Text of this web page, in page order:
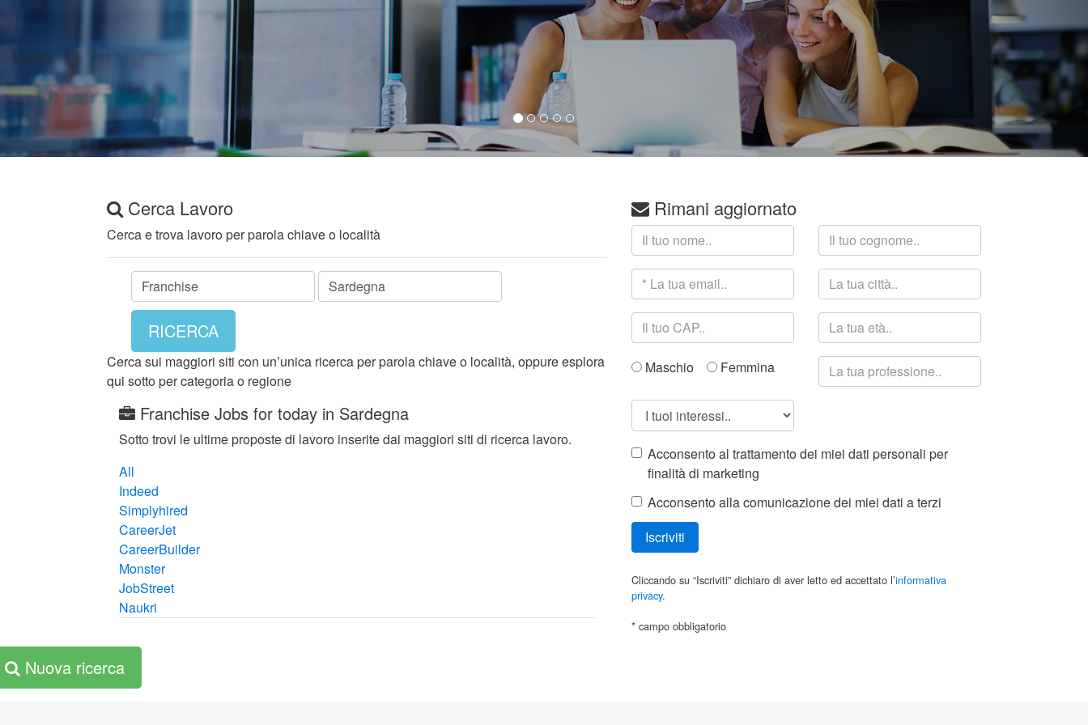
Rimani aggiornato
Maschio Femmina
Acconsento al trattamento dei miei dati personali per
finalità di marketing
Acconsento alla comunicazione dei miei dati a terzi
Iscriviti
Cliccando su “Iscriviti” dichiaro di aver letto ed accettato l’informativa
privacy.
* campo obbligatorio
Cerca Lavoro
Cerca e trova lavoro per parola chiave o località
RICERCA
Cerca sui maggiori siti con un’unica ricerca per parola chiave o località, oppure esplora
qui sotto per categoria o regione
Franchise Jobs for today in Sardegna
Sotto trovi le ultime proposte di lavoro inserite dai maggiori siti di ricerca lavoro.
All
Indeed
Simplyhired
CareerJet
CareerBuilder
Monster
JobStreet
Naukri
Nuova ricerca